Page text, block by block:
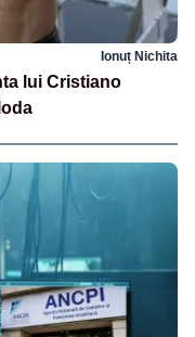
Ionuț Nichita
lui Cristiano